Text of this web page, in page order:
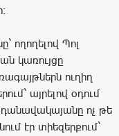
ողողելով Պոլ
կառույցը
ուղիղ
այրելով օդում
ոչ թե
էր տիեզերքում`